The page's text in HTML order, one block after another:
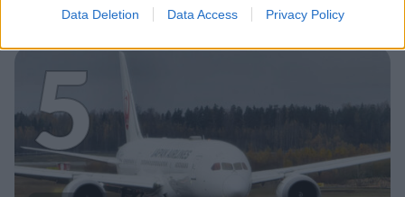
Data Deletion Data Access Privacy Policy
5